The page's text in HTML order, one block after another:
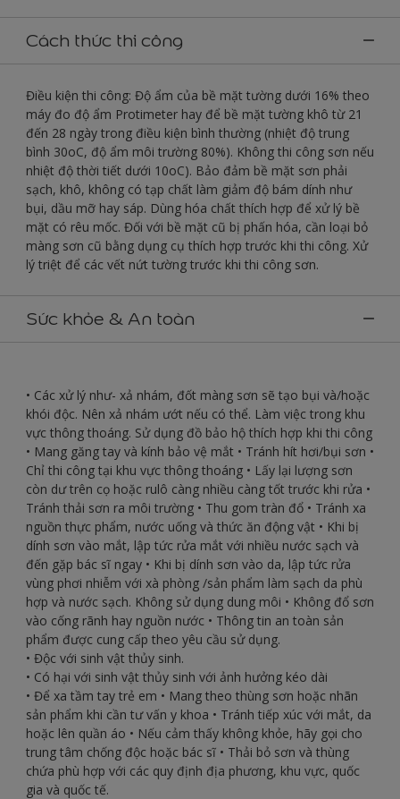
Cách thức thi công
Điều kiện thi công: Độ ẩm của bề mặt tường dưới 16% theo
máy đo độ ẩm Protimeter hay để bề mặt tường khô từ 21
đến 28 ngày trong điều kiện bình thường (nhiệt độ trung
bình 30oC, độ ẩm môi trường 80%). Không thi công sơn nếu
nhiệt độ thời tiết dưới 10oC). Bảo đảm bề mặt sơn phải
sạch, khô, không có tạp chất làm giảm độ bám dính như
bụi, dầu mỡ hay sáp. Dùng hóa chất thích hợp để xử lý bề
mặt có rêu mốc. Đối với bề mặt cũ bị phấn hóa, cần loại bỏ
màng sơn cũ bằng dụng cụ thích hợp trước khi thi công. Xử
lý triệt để các vết nứt tường trước khi thi công sơn.
Sức khỏe & An toàn
• Các xử lý như- xả nhám, đốt màng sơn sẽ tạo bụi và/hoặc
khói độc. Nên xả nhám ướt nếu có thể. Làm việc trong khu
vực thông thoáng. Sử dụng đồ bảo hộ thích hợp khi thi công
• Mang găng tay và kính bảo vệ mắt • Tránh hít hơi/bụi sơn •
Chỉ thi công tại khu vực thông thoáng • Lấy lại lượng sơn
còn dư trên cọ hoặc rulô càng nhiều càng tốt trước khi rửa •
Tránh thải sơn ra môi trường • Thu gom tràn đổ • Tránh xa
nguồn thực phẩm, nước uống và thức ăn động vật • Khi bị
dính sơn vào mắt, lập tức rửa mắt với nhiều nước sạch và
đến gặp bác sĩ ngay • Khi bị dính sơn vào da, lập tức rửa
vùng phơi nhiễm với xà phòng /sản phẩm làm sạch da phù
hợp và nước sạch. Không sử dụng dung môi • Không đổ sơn
vào cống rãnh hay nguồn nước • Thông tin an toàn sản
phẩm được cung cấp theo yêu cầu sử dụng.
• Độc với sinh vật thủy sinh.
• Có hại với sinh vật thủy sinh với ảnh hưởng kéo dài
• Để xa tầm tay trẻ em • Mang theo thùng sơn hoặc nhãn
sản phẩm khi cần tư vấn y khoa • Tránh tiếp xúc với mắt, da
hoặc lên quần áo • Nếu cảm thấy không khỏe, hãy gọi cho
trung tâm chống độc hoặc bác sĩ • Thải bỏ sơn và thùng
chứa phù hợp với các quy định địa phương, khu vực, quốc
gia và quốc tế.